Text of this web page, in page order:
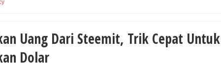
Uang Dari Steemit, Trik Cepat Untuk
Dolar